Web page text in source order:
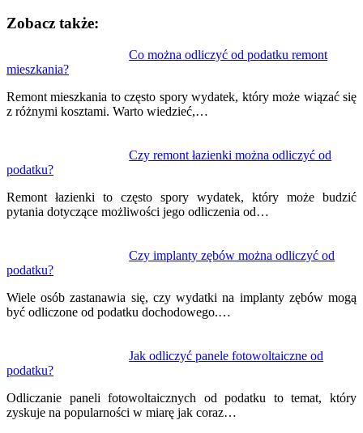
Zobacz także:
Co można odliczyć od podatku remont
mieszkania?
Remont mieszkania to często spory wydatek, który może wiązać się
z różnymi kosztami. Warto wiedzieć,…
Czy remont łazienki można odliczyć od
podatku?
Remont łazienki to często spory wydatek, który może budzić
pytania dotyczące możliwości jego odliczenia od…
Czy implanty zębów można odliczyć od
podatku?
Wiele osób zastanawia się, czy wydatki na implanty zębów mogą
być odliczone od podatku dochodowego.…
Jak odliczyć panele fotowoltaiczne od
podatku?
Odliczanie paneli fotowoltaicznych od podatku to temat, który
zyskuje na popularności w miarę jak coraz…
wpisu